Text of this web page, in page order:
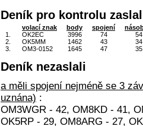
Deník pro kontrolu
volací znak body spojení
1.
OK2EC 3996 74
54
2.
OK5MM 1462 43
34
3.
OM3-0152 1645 47 35
Deník nezaslali
a měli spojení nejméně se 3
uznána) :
OM3WGR - 42, OM8KD - 41,
OK5RP - 29, OM8ARG - 27,